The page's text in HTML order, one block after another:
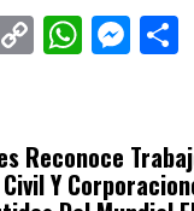
Copy
Reconoce
Y